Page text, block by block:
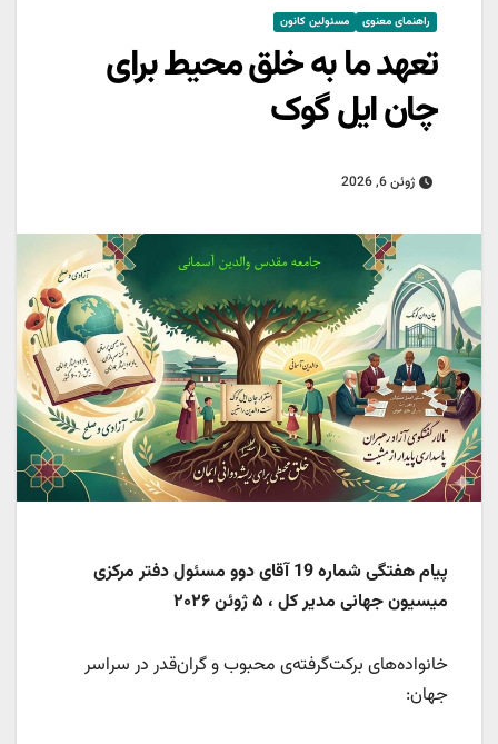
راهنمای معنوی مسئولین کانون
تعهد ما به خلق محیط برای
چان ایل گوک
ژوئن 6, 2026
پیام هفتگی شماره 19 آقای دوو مسئول دفتر مرکزی
میسیون جهانی مدیر کل ، ۵ژوئن۲۰۲۶
خانواده‌های برکت‌گرفته‌ی محبوب و گران‌قدر در سراسر
جهان: